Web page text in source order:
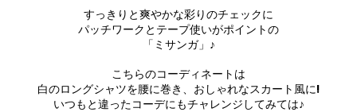
すっきりと爽やかな彩りのチェックに
パッチワークとテープ使いがポイントの
「ミサンガ」♪
こちらのコーディネートは
白のロングシャツを腰に巻き、おしゃれなスカート風に!
いつもと違ったコーデにもチャレンジしてみては♪